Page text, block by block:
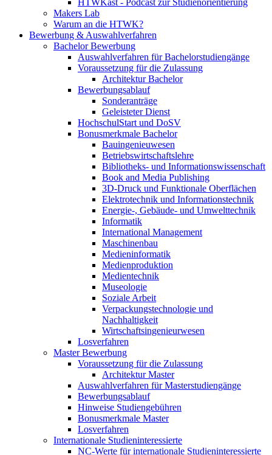
Makers Lab
Warum an die HTWK?
Bewerbung & Auswahlverfahren
Bachelor Bewerbung
Auswahlverfahren für Bachelorstudiengänge
Voraussetzung für die Zulassung
Architektur Bachelor
Bewerbungsablauf
Sonderanträge
Geleisteter Dienst
HochschulStart und DoSV
Bonusmerkmale Bachelor
Bauingenieuwesen
Betriebswirtschaftslehre
Bibliotheks- und Informationswissenschaft
Book and Media Publishing
3D-Druck und Funktionale Oberflächen
Elektrotechnik und Informationstechnik
Energie-, Gebäude- und Umwelttechnik
Informatik
International Management
Maschinenbau
Medieninformatik
Medienproduktion
Medientechnik
Museologie
Soziale Arbeit
Verpackungstechnologie und
Nachhaltigkeit
Wirtschaftsingenieurwesen
Losverfahren
Master Bewerbung
Voraussetzung für die Zulassung
Architektur Master
Auswahlverfahren für Masterstudiengänge
Bewerbungsablauf
Hinweise Studiengebühren
Bonusmerkmale Master
Losverfahren
Internationale Studieninteressierte
NC-Werte für internationale Studieninteressierte